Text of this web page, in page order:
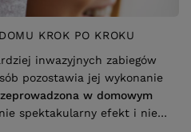
KROK PO KROKU
inwazyjnych zabiegów
pozostawia jej wykonanie
w domowym
spektakularny efekt i nie